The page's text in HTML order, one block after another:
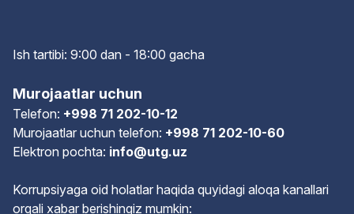
Ish tartibi: 9:00 dan - 18:00 gacha
Murojaatlar uchun
Telefon: +998 71 202-10-12
Murojaatlar uchun telefon: +998 71 202-10-60
Elektron pochta: info@utg.uz
Korrupsiyaga oid holatlar haqida quyidagi aloqa kanallari
orqali xabar berishingiz mumkin: